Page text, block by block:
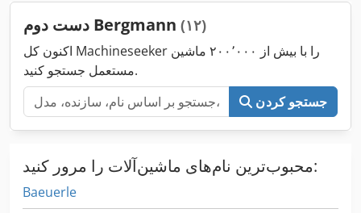
دست دوم Bergmann (۱۲)
اکنون کل Machineseeker را با بیش از ۲۰۰٬۰۰۰ ماشین
مستعمل جستجو کنید.
جستجو کردن
محبوب‌ترین نام‌های ماشین‌آلات را مرور کنید:
Baeuerle